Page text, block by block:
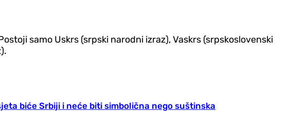
samo Uskrs (srpski narodni izraz), Vaskrs (srpskoslovenski
biće Srbiji i neće biti simbolična nego suštinska